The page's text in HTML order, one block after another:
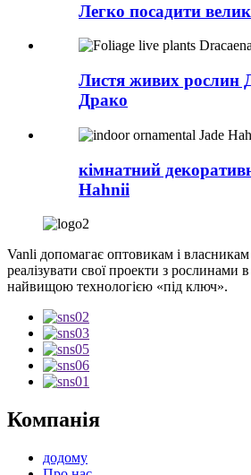
Легко посадити
Листя живих рослин
Драко
кімнатний
Hahnii
Vanli допомагає оптовикам і
реалізувати свої проекти з рослинами
найвищою технологією «під ключ».
Компанія
додому